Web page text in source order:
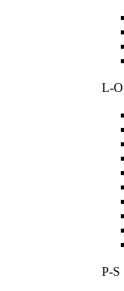
L-O
P-S